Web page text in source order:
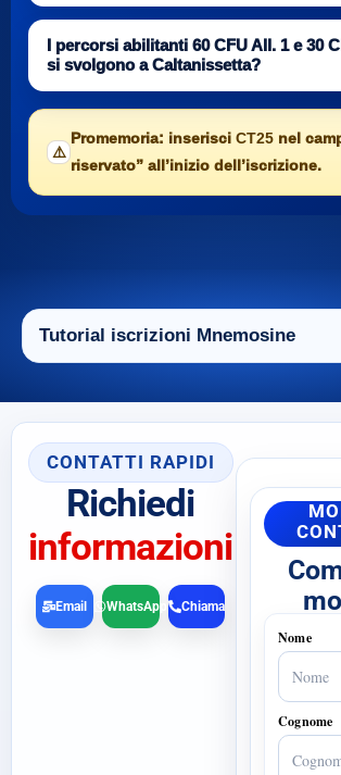
I percorsi abilitanti 60 CFU All. 1 e 30
si svolgono a Caltanissetta?
⚠️
Promemoria: inserisci CT25 nel
riservato” all’inizio dell’iscrizione.
Tutorial iscrizioni Mnemosine
CONTATTI RAPIDI
Richiedi
informazioni
Chiama
Email WhatsApp
Nome
Cognome